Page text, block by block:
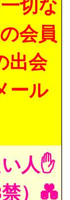
切な
会員
出会
ール
人✋
）💑